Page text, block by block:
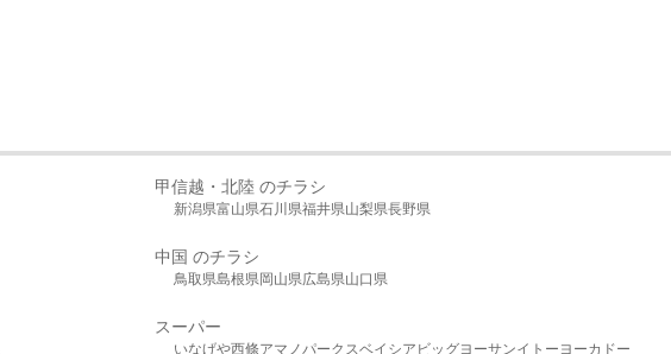
甲信越・北陸 のチラシ
新潟県富山県石川県福井県山梨県長野県
中国 のチラシ
鳥取県島根県岡山県広島県山口県
スーパー
いなげや西條アマノパークスベイシア ビッグヨーサンイトーヨーカドー